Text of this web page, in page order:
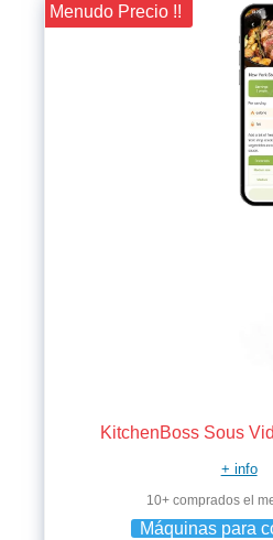
¡¡ Menudo Precio !!
KitchenBoss Sous
+ info
10+ comprados el
Máquinas para